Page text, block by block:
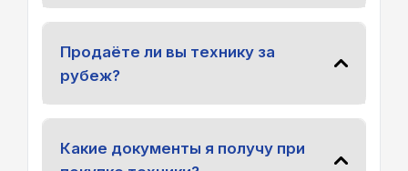
Продаёте ли вы технику за
рубеж?
Какие документы я получу при